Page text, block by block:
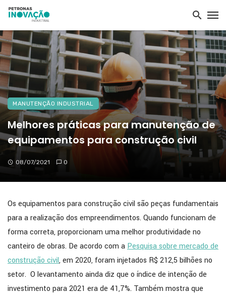
MANUTENÇÃO INDUSTRIAL
Melhores práticas para manutenção de
equipamentos para construção civil
08/07/2021 0
Os equipamentos para construção civil são peças fundamentais
para a realização dos empreendimentos. Quando funcionam de
forma correta, proporcionam uma melhor produtividade no
canteiro de obras. De acordo com a Pesquisa sobre mercado de
construção civil, em 2020, foram injetados R$ 212,5 bilhões no
setor. O levantamento ainda diz que o índice de intenção de
investimento para 2021 era de 41,7%. Também mostra que